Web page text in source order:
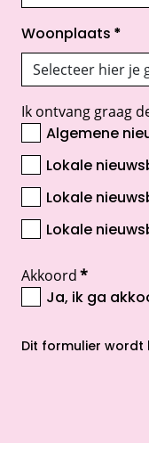
Woonplaats *
Ik ontvang graag
Algemene
Lokale
Lokale
Lokale
Akkoord*
Ja, ik ga
Dit formulier wordt